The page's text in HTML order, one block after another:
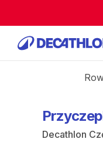
Decathlon